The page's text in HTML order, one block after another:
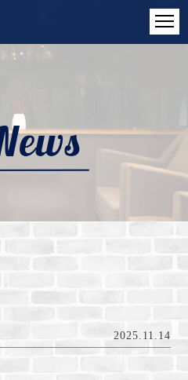
2025.11.14